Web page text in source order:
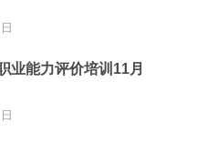
业能力评价培训11月